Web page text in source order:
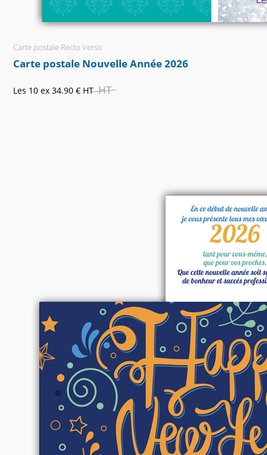
Carte postale Recto Verso
Carte postale Nouvelle Année 2026
Les 10 ex 34.90 € HT HT